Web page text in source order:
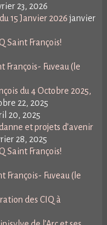
23, 2026
15 Janvier 2026 janvier
Saint François!
François- Fuveau (le
du 4 Octobre 2025,
22, 2025
20, 2025
et projets d’avenir
28, 2025
Saint François!
François- Fuveau (le
des CIQ à